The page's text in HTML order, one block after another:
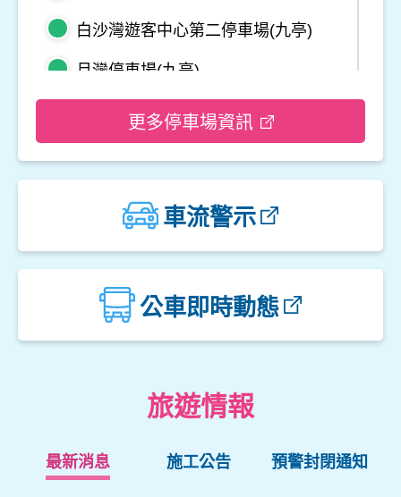
白沙灣遊客中心第二停車場(九亭)
月灣停車場(九亭)
野柳地質公園停車場
觀音山遊客中心停車場一
楓櫃斗湖停車場
中角灣停車場
更多停車場資訊
車流警示
公車即時動態
旅遊情報
最新消息 施工公告 預警封閉通知